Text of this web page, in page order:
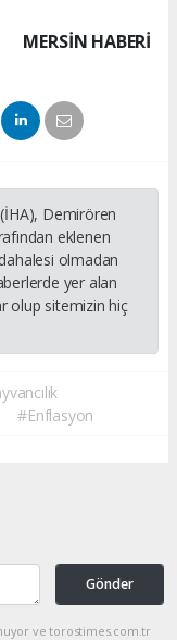
MERSIN HABERİ
Demirören
eklenen
olmadan
yer alan
olup sitemizin hiç
#Enflasyon
Gönder
ve torostimes.com.tr